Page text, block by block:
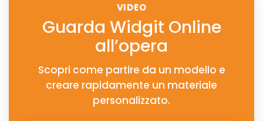
VIDEO
Guarda Widgit Online
all’opera
Scopri come partire da un modello e
creare rapidamente un materiale
personalizzato.